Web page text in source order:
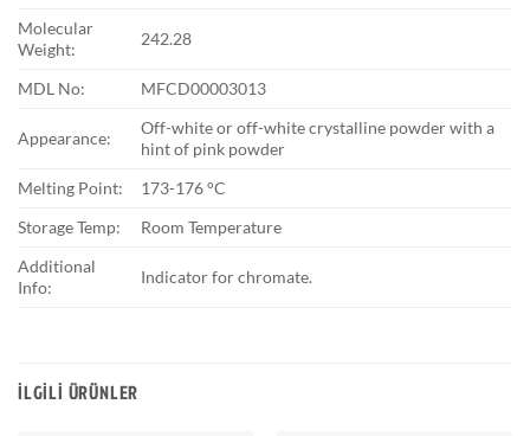
Molecular
Weight:
242.28
MDL No: MFCD00003013
Appearance:
Off-white or off-white crystalline powder with a
hint of pink powder
Melting Point:
173-176 °C
Storage Temp:
Room Temperature
Additional
Info:
Indicator for chromate.
İLGILI ÜRÜNLER